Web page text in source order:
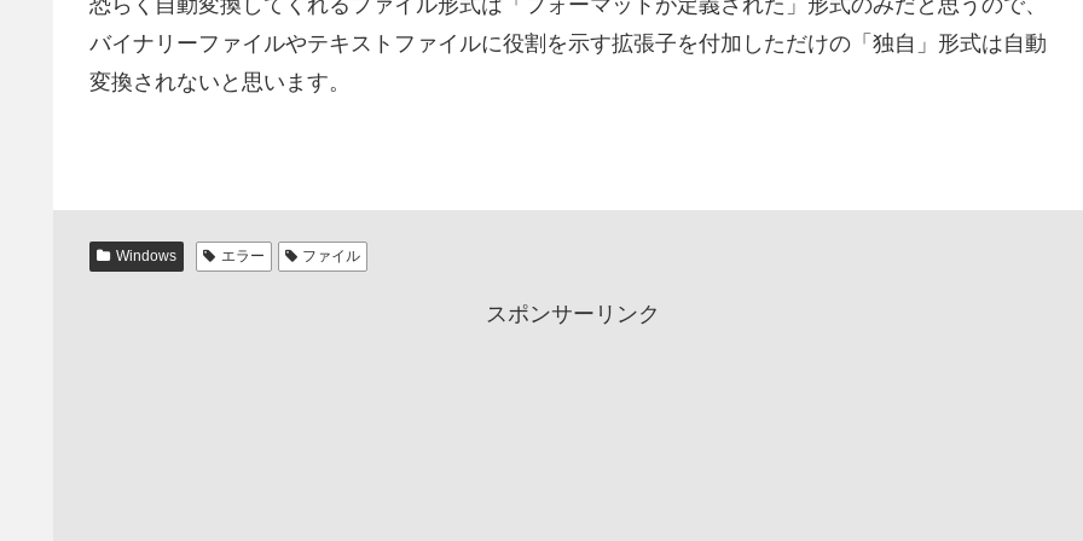
バイナリーファイルやテキストファイルに役割を示す拡張子を付加しただけの「独自」形式は自動
変換されないと思います。
Windows エラー ファイル
スポンサーリンク